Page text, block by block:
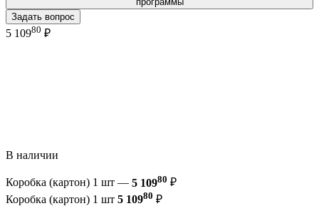
Задать вопрос
5 10980 ₽
В наличии
Коробка (картон) 1 шт — 5 10980 ₽
Коробка (картон) 1 шт 5 10980 ₽